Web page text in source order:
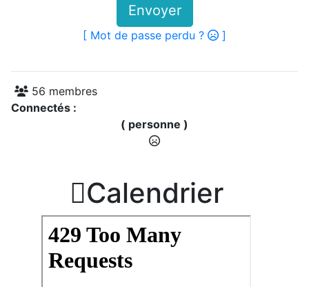
Envoyer
[ Mot de passe perdu ? ]
56 membres
Connectés :
( personne )
Calendrier